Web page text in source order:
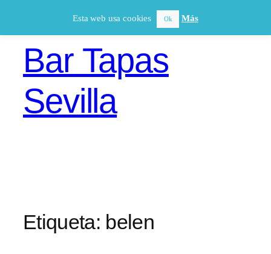
Bar Tapas
Sevilla
Etiqueta: belen
Esta web usa cookies Ok Más